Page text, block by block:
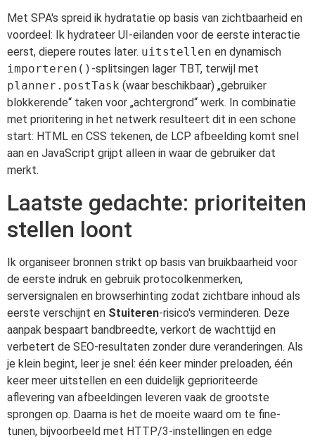
Met SPA's spreid ik hydratatie op basis van zichtbaarheid en
voordeel: Ik hydrateer UI-eilanden voor de eerste interactie
eerst, diepere routes later. uitstellen en dynamisch
importeren() -splitsingen lager TBT, terwijl met
planner.postTask (waar beschikbaar) „gebruiker
blokkerende“ taken voor „achtergrond“ werk. In combinatie
met prioritering in het netwerk resulteert dit in een schone
start: HTML en CSS tekenen, de LCP afbeelding komt snel
aan en JavaScript grijpt alleen in waar de gebruiker dat
merkt.
Laatste gedachte: prioriteiten
stellen loont
Ik organiseer bronnen strikt op basis van bruikbaarheid voor
de eerste indruk en gebruik protocolkenmerken,
serversignalen en browserhinting zodat zichtbare inhoud als
eerste verschijnt en Stuiteren-risico's verminderen. Deze
aanpak bespaart bandbreedte, verkort de wachttijd en
verbetert de SEO-resultaten zonder dure veranderingen. Als
je klein begint, leer je snel: één keer minder preloaden, één
keer meer uitstellen en een duidelijk geprioriteerde
aflevering van afbeeldingen leveren vaak de grootste
sprongen op. Daarna is het de moeite waard om te fine-
tunen, bijvoorbeeld met HTTP/3-instellingen en edge